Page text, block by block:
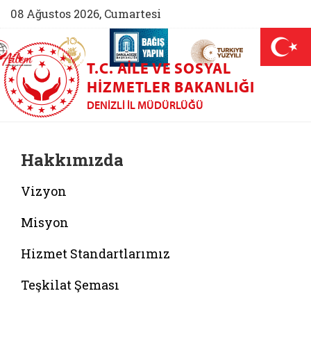
08 Ağustos 2026, Cumartesi
(yeni sekmede açılır)
AİLEM İletişim Merkezi (yeni sekmede açılır)
Aile ve Nüfus On Yılı (yeni sekmede açılır)
Darülaceze bağış sayfası (yeni
T.C. AILE VE SOSYAL
HIZMETLER BAKANLIĞI
DENIZLI İL MÜDÜRLÜĞÜ
Hakkımızda
Vizyon
Misyon
Hizmet Standartlarımız
Teşkilat Şeması